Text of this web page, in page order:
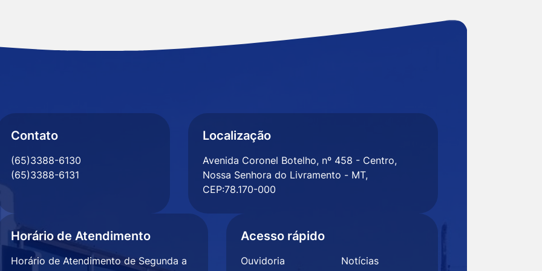
Contato
(65)3388-6130
(65)3388-6131
Localização
Avenida Coronel Botelho, nº 458 - Centro,
Nossa Senhora do Livramento - MT,
CEP:78.170-000
Horário de Atendimento
Horário de Atendimento de Segunda a
Acesso rápido
Ouvidoria
Notícias